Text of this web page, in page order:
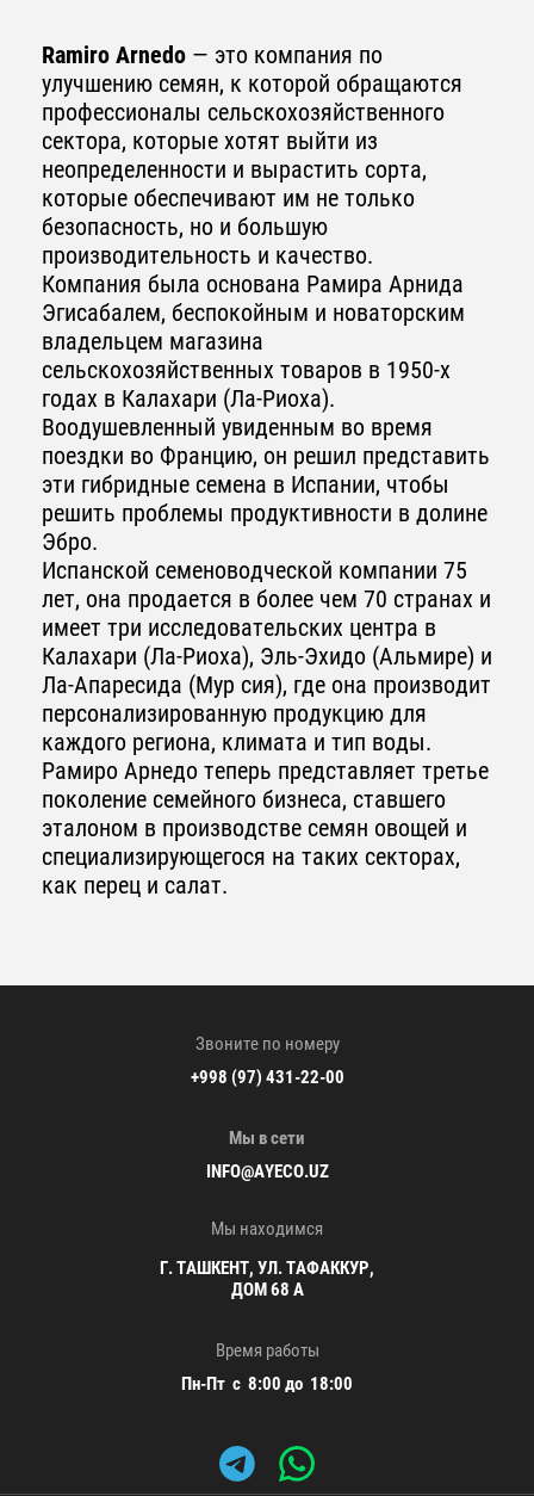
Ramiro Arnedo — это компания по
улучшению семян, к которой обращаются
профессионалы сельскохозяйственного
сектора, которые хотят выйти из
неопределенности и вырастить сорта,
которые обеспечивают им не только
безопасность, но и большую
производительность и качество.
Компания была основана Рамира Арнида
Эгисабалем, беспокойным и новаторским
владельцем магазина
сельскохозяйственных товаров в 1950-х
годах в Калахари (Ла-Риоха).
Воодушевленный увиденным во время
поездки во Францию, он решил представить
эти гибридные семена в Испании, чтобы
решить проблемы продуктивности в долине
Эбро.
Испанской семеноводческой компании 75
лет, она продается в более чем 70 странах и
имеет три исследовательских центра в
Калахари (Ла-Риоха), Эль-Эхидо (Альмире) и
Ла-Апаресида (Мур сия), где она производит
персонализированную продукцию для
каждого региона, климата и тип воды.
Рамиро Арнедо теперь представляет третье
поколение семейного бизнеса, ставшего
эталоном в производстве семян овощей и
специализирующегося на таких секторах,
как перец и салат.
Звоните по номеру
+998 (97) 431-22-00
Мы в сети
INFO@AYECO.UZ
Мы находимся
Г. ТАШКЕНТ, УЛ. ТАФАККУР,
ДОМ 68 А
Время работы
Пн-Пт с 8:00 до 18:00